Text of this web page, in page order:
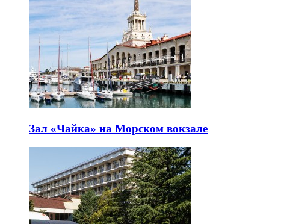
Зал «Чайка» на Морском вокзале